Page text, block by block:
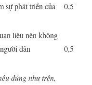
sự phát triển của
0,5
liêu nên không
dân
0,5
đúng như trên,